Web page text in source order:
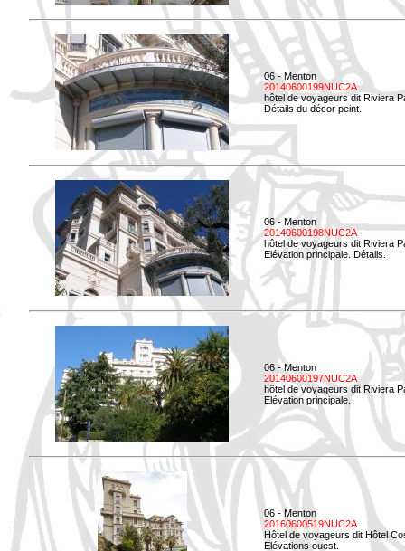
06 - Menton
20140600199NUC2A
hôtel de voyageurs dit Riviera
Détails du décor peint.
06 - Menton
20140600198NUC2A
hôtel de voyageurs dit Riviera
Elévation principale. Détails.
06 - Menton
20140600197NUC2A
hôtel de voyageurs dit Riviera
Elévation principale.
06 - Menton
20160600519NUC2A
Hôtel de voyageurs dit Hôtel
Elévations ouest.